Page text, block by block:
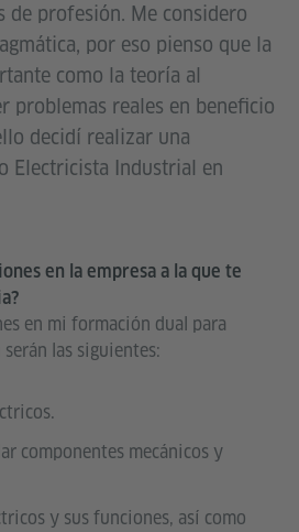
de profesión. Me considero
por eso pienso que la
como la teoría al
problemas reales en beneficio
decidí realizar una
Electricista Industrial en
en la empresa a la que te
en mi formación dual para
serán las siguientes:
componentes mecánicos y
y sus funciones, así como